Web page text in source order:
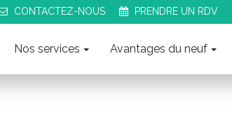
CONTACTEZ-NOUS PRENDRE UN RDV
Nos services Avantages du neuf